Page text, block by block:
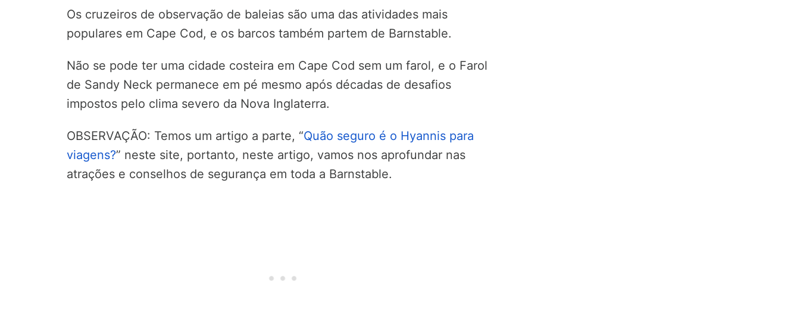
Os cruzeiros de observação de baleias são uma das atividades mais
populares em Cape Cod, e os barcos também partem de Barnstable.
Não se pode ter uma cidade costeira em Cape Cod sem um farol, e o Farol
de Sandy Neck permanece em pé mesmo após décadas de desafios
impostos pelo clima severo da Nova Inglaterra.
OBSERVAÇÃO: Temos um artigo a parte, “Quão seguro é o Hyannis para
viagens?” neste site, portanto, neste artigo, vamos nos aprofundar nas
atrações e conselhos de segurança em toda a Barnstable.